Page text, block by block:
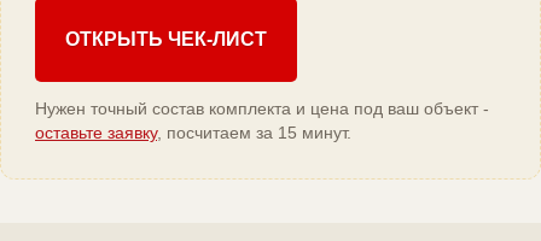
ОТКРЫТЬ ЧЕК-ЛИСТ
Нужен точный состав комплекта и цена под ваш объект -
оставьте заявку, посчитаем за 15 минут.